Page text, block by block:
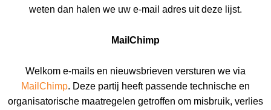
weten dan halen we uw e-mail adres uit deze lijst.
MailChimp
Welkom e-mails en nieuwsbrieven versturen we via
MailChimp. Deze partij heeft passende technische en
organisatorische maatregelen getroffen om misbruik, verlies